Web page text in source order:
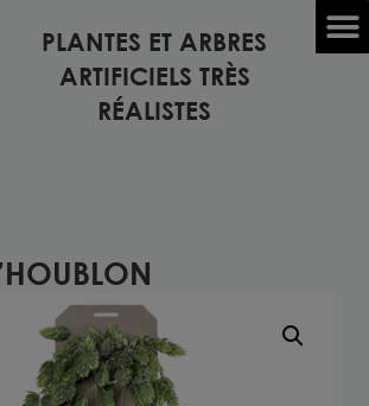
PLANTES ET ARBRES
ARTIFICIELS TRÈS
RÉALISTES
ARTIFICIELLES/PLANTES SUSPENDUES
d’HOUBLON